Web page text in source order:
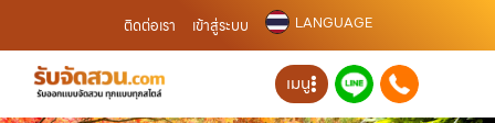
ติดต่อเรา เข้าสู่ระบบ LANGUAGE
เมนู